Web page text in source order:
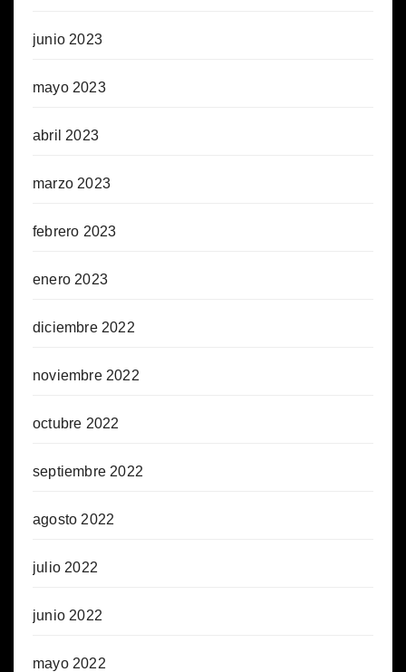
junio 2023
mayo 2023
abril 2023
marzo 2023
febrero 2023
enero 2023
diciembre 2022
noviembre 2022
octubre 2022
septiembre 2022
agosto 2022
julio 2022
junio 2022
mayo 2022